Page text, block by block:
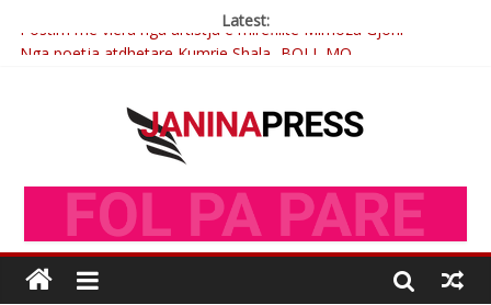
Latest:
Postim me vlera nga artistja e mirëfilltë Mimoza Gjoni
Nga poetja atdhetare Kumrie Shala -BOLL MO
Çlirimtari Mentor Mushkolaj nderohet me mirenjohje nga
Xhevdet Qeriqi Dega e invalidëve në Fushë Kosovë